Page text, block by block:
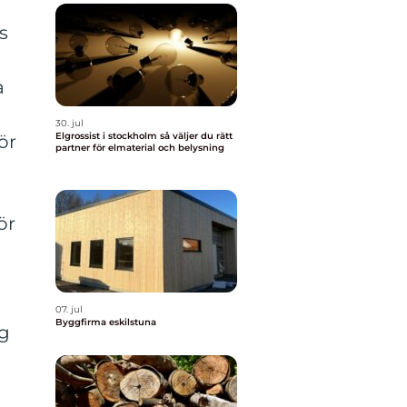
30. jul
Elgrossist i stockholm så väljer du rätt
partner för elmaterial och belysning
07. jul
Byggfirma eskilstuna